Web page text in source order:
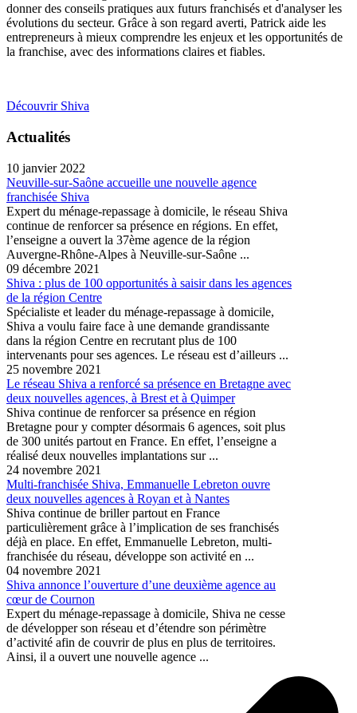
donner des conseils pratiques aux futurs franchisés et d'analyser les
évolutions du secteur. Grâce à son regard averti, Patrick aide les
entrepreneurs à mieux comprendre les enjeux et les opportunités de
la franchise, avec des informations claires et fiables.
Découvrir Shiva
Actualités
10 janvier 2022
Neuville-sur-Saône accueille une nouvelle agence
franchisée Shiva
Expert du ménage-repassage à domicile, le réseau Shiva
continue de renforcer sa présence en régions. En effet,
l’enseigne a ouvert la 37ème agence de la région
Auvergne-Rhône-Alpes à Neuville-sur-Saône ...
09 décembre 2021
Shiva : plus de 100 opportunités à saisir dans les agences
de la région Centre
Spécialiste et leader du ménage-repassage à domicile,
Shiva a voulu faire face à une demande grandissante
dans la région Centre en recrutant plus de 100
intervenants pour ses agences. Le réseau est d’ailleurs ...
25 novembre 2021
Le réseau Shiva a renforcé sa présence en Bretagne avec
deux nouvelles agences, à Brest et à Quimper
Shiva continue de renforcer sa présence en région
Bretagne pour y compter désormais 6 agences, soit plus
de 300 unités partout en France. En effet, l’enseigne a
réalisé deux nouvelles implantations sur ...
24 novembre 2021
Multi-franchisée Shiva, Emmanuelle Lebreton ouvre
deux nouvelles agences à Royan et à Nantes
Shiva continue de briller partout en France
particulièrement grâce à l’implication de ses franchisés
déjà en place. En effet, Emmanuelle Lebreton, multi-
franchisée du réseau, développe son activité en ...
04 novembre 2021
Shiva annonce l’ouverture d’une deuxième agence au
cœur de Cournon
Expert du ménage-repassage à domicile, Shiva ne cesse
de développer son réseau et d’étendre son périmètre
d’activité afin de couvrir de plus en plus de territoires.
Ainsi, il a ouvert une nouvelle agence ...